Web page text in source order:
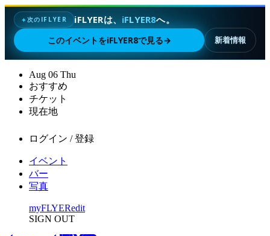
✦次のIFLYER iFLYERは、 iFLYER8へ。
このイベントをiFLYER8で見る→ 新着情報
Aug 06 Thu
おすすめ
チケット
現在地
ログイン / 登録
イベント
バー
写真
myFLYERedit
SIGN OUT